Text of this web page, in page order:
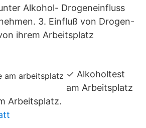
Alkohol- Drogeneinfluss
3. Einfluß von Drogen-
ihrem Arbeitsplatz
✓ Alkoholtest
am Arbeitsplatz
Arbeitsplatz.